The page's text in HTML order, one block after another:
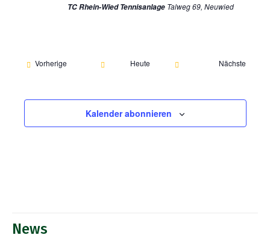
TC Rhein-Wied Tennisanlage Talweg 69, Neuwied
VorherigeVeranstaltungen Heute
Nächste
Kalender abonnieren
News